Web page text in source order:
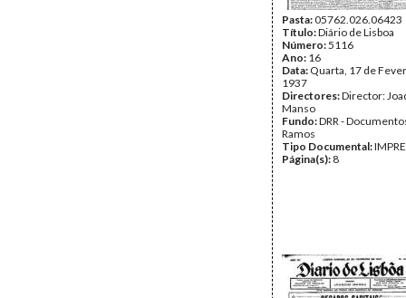
Pasta:05762.026.06423
Título:Diário de Lisboa
Número:5116
Ano: 16
Data: Quarta, 17 de
1937
Directores:Director:
Manso
Fundo:DRR -
Ramos
Tipo Documental:
Página(s): 8